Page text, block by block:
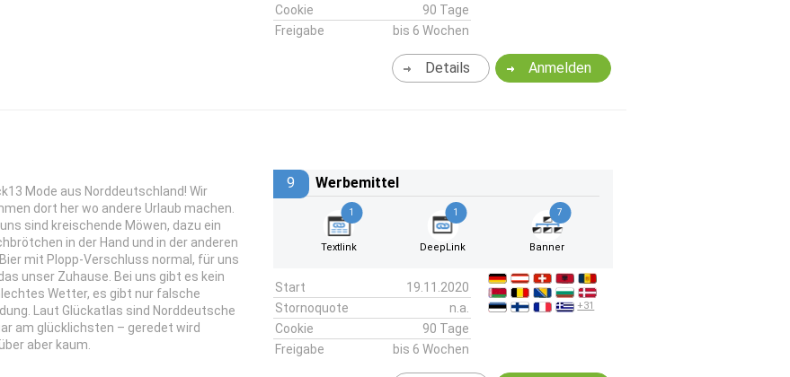
Cookie
90 Tage
Freigabe
bis 6 Wochen
Anmelden
Details
Mode aus Norddeutschland! Wir
dort her wo andere Urlaub machen.
uns sind kreischende Möwen, dazu ein
in der Hand und in der anderen
mit Plopp-Verschluss normal, für uns
unser Zuhause. Bei uns gibt es kein
Wetter, es gibt nur falsche
Laut Glückatlas sind Norddeutsche
am glücklichsten – geredet wird
aber kaum.
9 Werbemittel
1
Textlink
1
DeepLink
7
Banner
Start
19.11.2020
Stornoquote
n.a.
Cookie
90 Tage
Freigabe
bis 6 Wochen
+31